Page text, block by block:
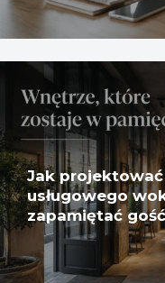
Jak
usługowego
zapamiętać gość